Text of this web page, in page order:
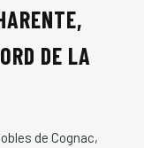
DE LA
de Cognac,